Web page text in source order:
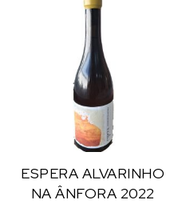
ESPERA ALVARINHO
NA ÂNFORA 2022